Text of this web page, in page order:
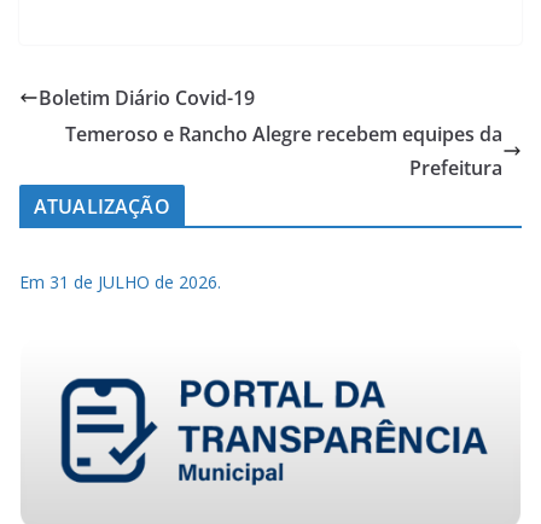
Boletim Diário Covid-19
Temeroso e Rancho Alegre recebem equipes da
Prefeitura
ATUALIZAÇÃO
Em 31 de JULHO de 2026.